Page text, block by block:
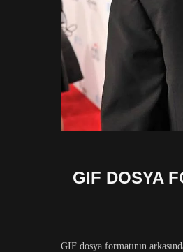
GIF DOSYA
GIF dosya formatının